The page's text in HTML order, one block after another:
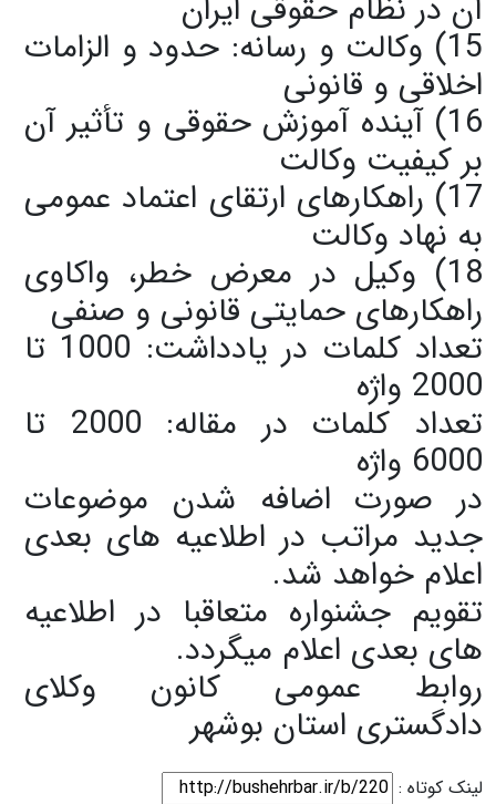
آن در نظام حقوقی ایران
15) وکالت و رسانه: حدود و الزامات
اخلاقی و قانونی
16) آینده آموزش حقوقی و تأثیر آن
بر کیفیت وکالت
17) راهکارهای ارتقای اعتماد عمومی
به نهاد وکالت
18) وکیل در معرض خطر، واکاوی
راهکارهای حمایتی قانونی و صنفی
تعداد کلمات در یادداشت: 1000 تا
2000 واژه
تعداد کلمات در مقاله: 2000 تا
6000 واژه
در صورت اضافه شدن موضوعات
جدید مراتب در اطلاعیه های بعدی
اعلام خواهد شد.
تقویم جشنواره متعاقبا در اطلاعیه
های بعدی اعلام میگردد.
روابط عمومی کانون وکلای
دادگستری استان بوشهر
لینک کوتاه :